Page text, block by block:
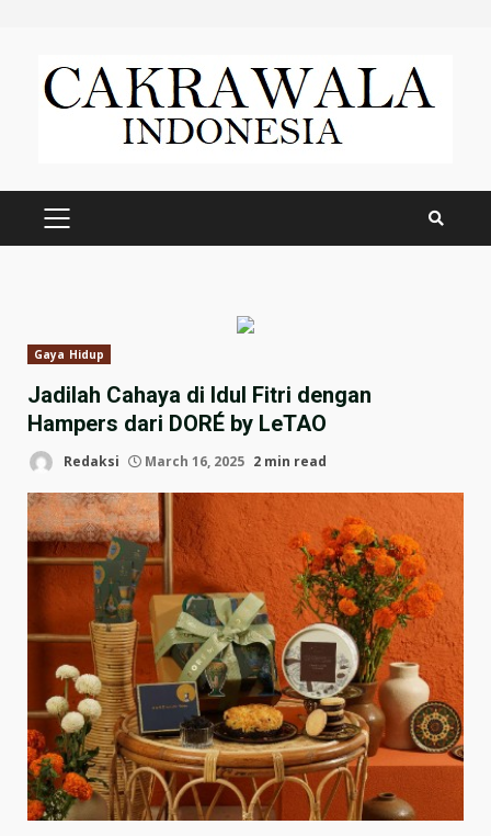
content
PRIMARY
Gaya Hidup
Jadilah Cahaya di Idul Fitri dengan
Hampers dari DORÉ by LeTAO
Redaksi March 16, 2025 2 min read